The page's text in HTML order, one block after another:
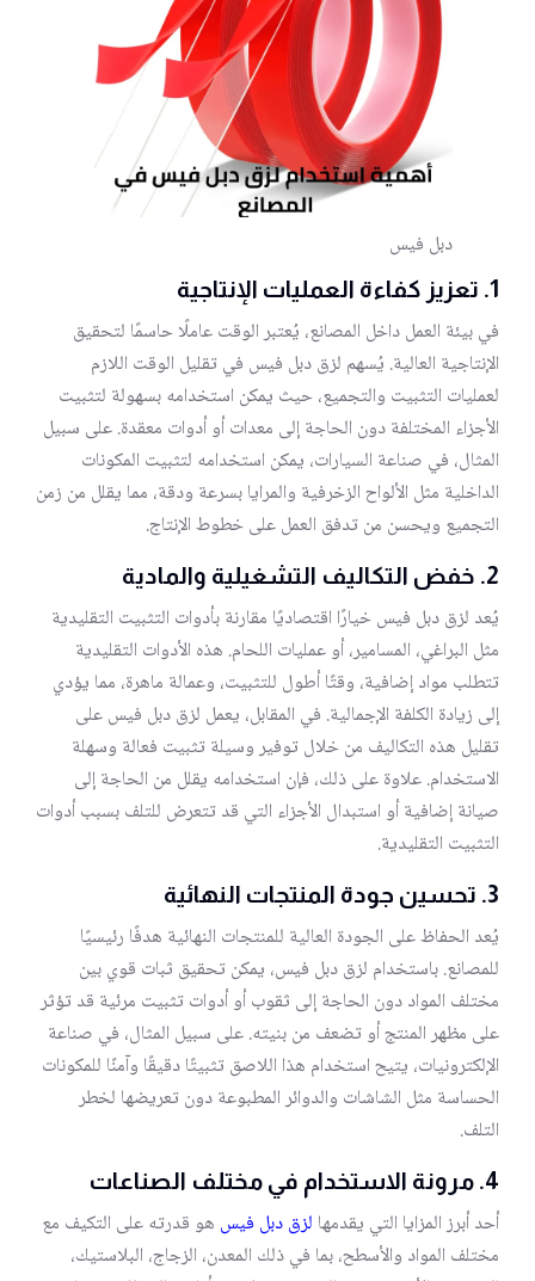
دبل فيس
1. تعزيز كفاءة العمليات الإنتاجية
في بيئة العمل داخل المصانع، يُعتبر الوقت عاملًا حاسمًا لتحقيق
الإنتاجية العالية. يُسهم لزق دبل فيس في تقليل الوقت اللازم
لعمليات التثبيت والتجميع، حيث يمكن استخدامه بسهولة لتثبيت
الأجزاء المختلفة دون الحاجة إلى معدات أو أدوات معقدة. على سبيل
المثال، في صناعة السيارات، يمكن استخدامه لتثبيت المكونات
الداخلية مثل الألواح الزخرفية والمرايا بسرعة ودقة، مما يقلل من زمن
التجميع ويحسن من تدفق العمل على خطوط الإنتاج.
2. خفض التكاليف التشغيلية والمادية
يُعد لزق دبل فيس خيارًا اقتصاديًا مقارنة بأدوات التثبيت التقليدية
مثل البراغي، المسامير، أو عمليات اللحام. هذه الأدوات التقليدية
تتطلب مواد إضافية، وقتًا أطول للتثبيت، وعمالة ماهرة، مما يؤدي
إلى زيادة الكلفة الإجمالية. في المقابل، يعمل لزق دبل فيس على
تقليل هذه التكاليف من خلال توفير وسيلة تثبيت فعالة وسهلة
الاستخدام. علاوة على ذلك، فإن استخدامه يقلل من الحاجة إلى
صيانة إضافية أو استبدال الأجزاء التي قد تتعرض للتلف بسبب أدوات
التثبيت التقليدية.
3. تحسين جودة المنتجات النهائية
يُعد الحفاظ على الجودة العالية للمنتجات النهائية هدفًا رئيسيًا
للمصانع. باستخدام لزق دبل فيس، يمكن تحقيق ثبات قوي بين
مختلف المواد دون الحاجة إلى ثقوب أو أدوات تثبيت مرئية قد تؤثر
على مظهر المنتج أو تضعف من بنيته. على سبيل المثال، في صناعة
الإلكترونيات، يتيح استخدام هذا اللاصق تثبيتًا دقيقًا وآمنًا للمكونات
الحساسة مثل الشاشات والدوائر المطبوعة دون تعريضها لخطر
التلف.
4. مرونة الاستخدام في مختلف الصناعات
أحد أبرز المزايا التي يقدمها لزق دبل فيس هو قدرته على التكيف مع
مختلف المواد والأسطح، بما في ذلك المعدن، الزجاج، البلاستيك،